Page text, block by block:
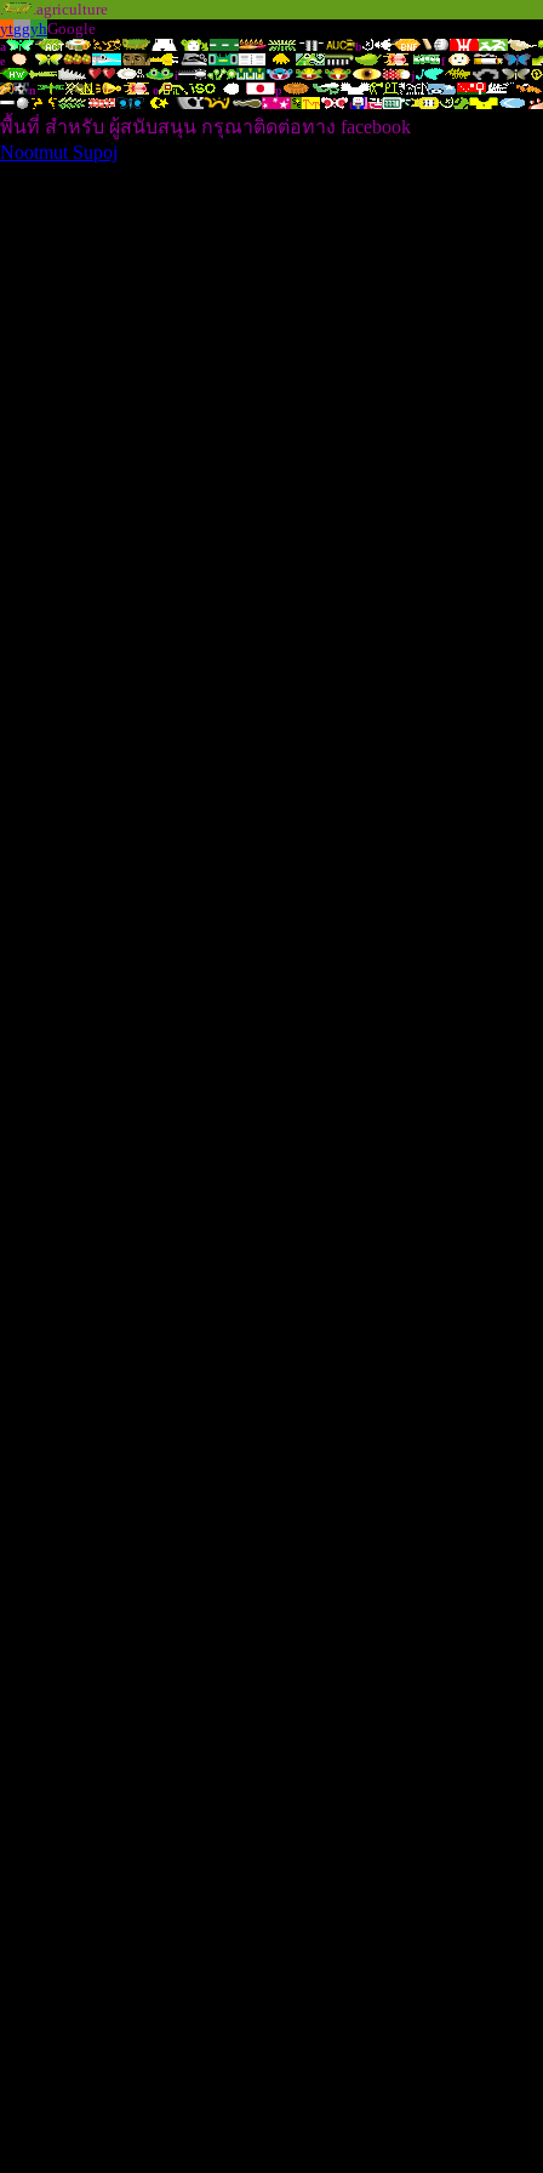
.
.agriculture
ytggyhGoogle
a
b
e
f
i
j
n
o
p
t
พื้นที่ สำหรับ ผู้สนับสนุน กรุณาติดต่อทาง facebook
Nootmut Supoj